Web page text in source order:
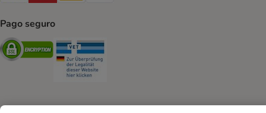
Pago seguro
Security